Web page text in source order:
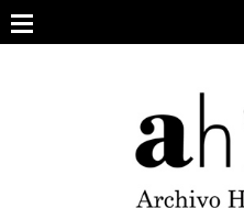
ARCHIVO DE REVISTAS